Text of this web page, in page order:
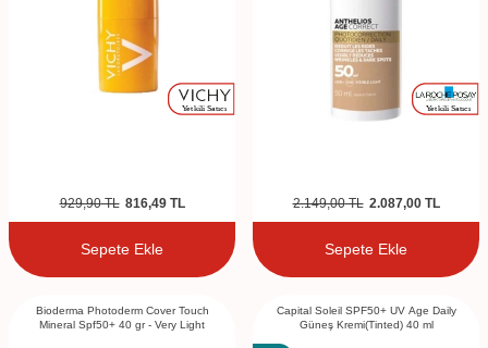
929,90TL 816,49TL
Sepete Ekle
2.149,00TL 2.087,00TL
Sepete Ekle
Bioderma Photoderm Cover Touch
Mineral Spf50+ 40 gr - Very Light
Capital Soleil SPF50+ UV Age Daily
Güneş Kremi(Tinted) 40 ml